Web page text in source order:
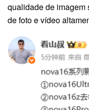
qualidade de imagem
de foto e vídeo